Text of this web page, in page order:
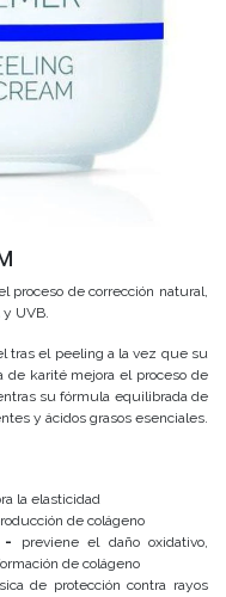
proceso de corrección natural,
UVB.
tras el peeling a la vez que su
de karité mejora el proceso de
su fórmula equilibrada de
y ácidos grasos esenciales.
la elasticidad
de colágeno
-
previene el daño oxidativo,
de colágeno
de protección contra rayos